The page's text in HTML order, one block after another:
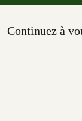
Continuez à